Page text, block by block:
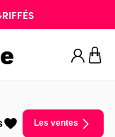
Les ventes